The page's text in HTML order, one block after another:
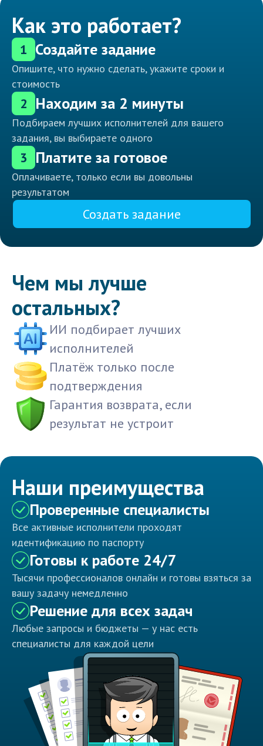
Как это работает?
1 Создайте задание
Опишите, что нужно сделать, укажите сроки и
стоимость
2 Находим за 2 минуты
Подбираем лучших исполнителей для вашего
задания, вы выбираете одного
3 Платите за готовое
Оплачиваете, только если вы довольны
результатом
Создать задание
Чем мы лучше
остальных?
ИИ подбирает лучших
исполнителей
Платёж только после
подтверждения
Гарантия возврата, если
результат не устроит
Наши преимущества
Проверенные специалисты
Все активные исполнители проходят
идентификацию по паспорту
Готовы к работе 24/7
Тысячи профессионалов онлайн и готовы взяться за
вашу задачу немедленно
Решение для всех задач
Любые запросы и бюджеты — у нас есть
специалисты для каждой цели